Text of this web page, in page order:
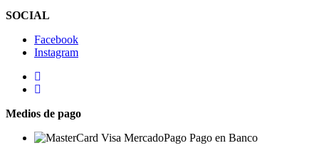
SOCIAL
Facebook
Instagram
Medios de pago